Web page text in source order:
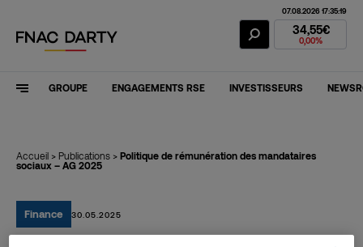
Action Fnac
07.08.2026 17:35:19
34,55€
0,00%
GROUPE ENGAGEMENTS RSE INVESTISSEURS
Accueil > Publications > Politique de rémunération des mandataires
sociaux – AG 2025
Finance 30.05.2025